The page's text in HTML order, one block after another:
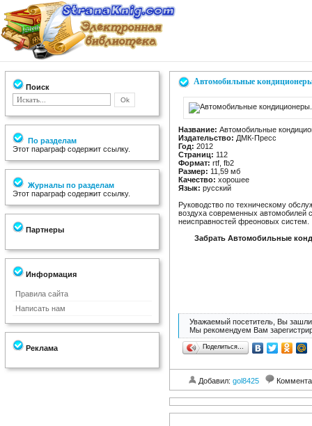
Поиск
По разделам
Этот параграф содержит ссылку.
Журналы по разделам
Этот параграф содержит ссылку.
Партнеры
Информация
Правила сайта
Написать нам
Реклама
Автомобильные
Название: Автомобильные
Издательство: ДМК-Пресс
Год: 2012
Страниц: 112
Формат: rtf, fb2
Размер: 11,59 мб
Качество: хорошее
Язык: русский
Руководство по техническому
воздуха современных автомобилей
неисправностей фреоновых систем.
Забрать Автомобильные
Уважаемый посетитель, Вы зашли
Мы рекомендуем Вам
Поделиться…
Добавил: gol8425